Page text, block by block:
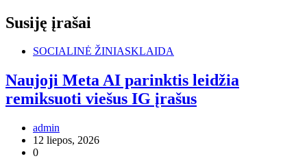
Susiję įrašai
SOCIALINĖ ŽINIASKLAIDA
Naujoji Meta AI parinktis leidžia
remiksuoti viešus IG įrašus
admin
12 liepos, 2026
0